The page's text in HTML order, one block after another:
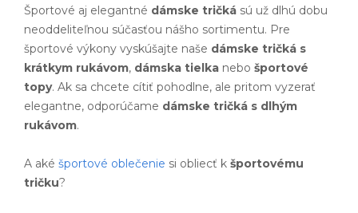
Športové aj elegantné dámske tričká sú už dlhú dobu
neoddeliteľnou súčasťou nášho sortimentu. Pre
športové výkony vyskúšajte naše dámske tričká s
krátkym rukávom, dámska tielka nebo športové
topy. Ak sa chcete cítiť pohodlne, ale pritom vyzerať
elegantne, odporúčame dámske tričká s dlhým
rukávom.
A aké športové oblečenie si obliecť k športovému
tričku?